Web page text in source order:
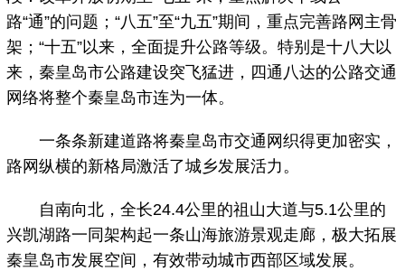
路“通”的问题；“八五”至“九五”期间，重点完善路网主骨
架；“十五”以来，全面提升公路等级。特别是十八大以
来，秦皇岛市公路建设突飞猛进，四通八达的公路交通
网络将整个秦皇岛市连为一体。
一条条新建道路将秦皇岛市交通网织得更加密实，
路网纵横的新格局激活了城乡发展活力。
自南向北，全长24.4公里的祖山大道与5.1公里的
兴凯湖路一同架构起一条山海旅游景观走廊，极大拓展
秦皇岛市发展空间，有效带动城市西部区域发展。